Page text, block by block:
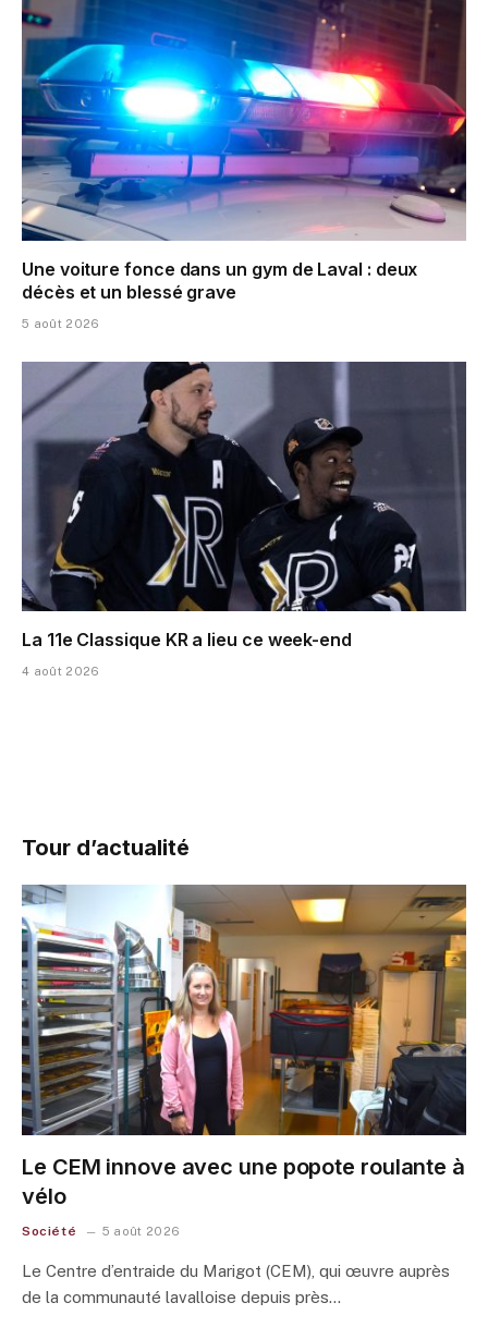
Une voiture fonce dans un gym de Laval : deux
décès et un blessé grave
5 août 2026
La 11e Classique KR a lieu ce week-end
4 août 2026
Tour d’actualité
Le CEM innove avec une popote roulante à
vélo
Société 5 août 2026
Le Centre d’entraide du Marigot (CEM), qui œuvre auprès
de la communauté lavalloise depuis près…